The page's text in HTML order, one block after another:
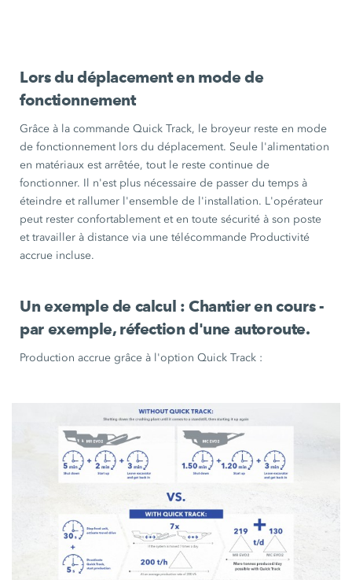
Lors du déplacement en mode de
fonctionnement
Grâce à la commande Quick Track, le broyeur reste en mode
de fonctionnement lors du déplacement. Seule l'alimentation
en matériaux est arrêtée, tout le reste continue de
fonctionner. Il n'est plus nécessaire de passer du temps à
éteindre et rallumer l'ensemble de l'installation. L'opérateur
peut rester confortablement et en toute sécurité à son poste
et travailler à distance via une télécommande Productivité
accrue incluse.
Un exemple de calcul : Chantier en cours -
par exemple, réfection d'une autoroute.
Production accrue grâce à l'option Quick Track :